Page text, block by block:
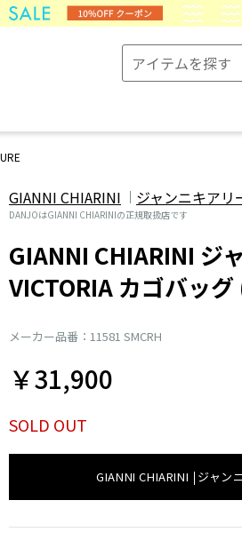
GIANNI CHIARINI ジャンニキアリ
DANJOはGIANNI CHIARINIの正規取扱店です
GIANNI CHIARINI ジ
VICTORIA カゴバッグ
メーカー品番：11581 SMCRH
￥31,900
SOLD OUT
GIANNI CHIARINI ジャン